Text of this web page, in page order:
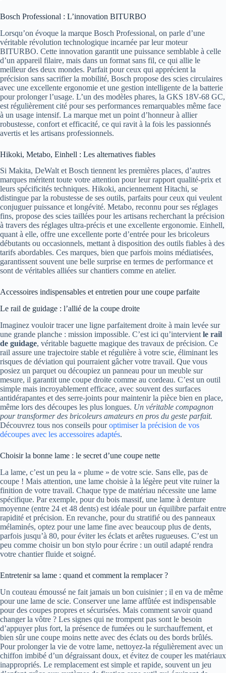
Bosch Professional : L’innovation BITURBO
Lorsqu’on évoque la marque Bosch Professional, on parle d’une
véritable révolution technologique incarnée par leur moteur
BITURBO. Cette innovation garantit une puissance semblable à celle
d’un appareil filaire, mais dans un format sans fil, ce qui allie le
meilleur des deux mondes. Parfait pour ceux qui apprécient la
précision sans sacrifier la mobilité, Bosch propose des scies circulaires
avec une excellente ergonomie et une gestion intelligente de la batterie
pour prolonger l’usage. L’un des modèles phares, la GKS 18V-68 GC,
est régulièrement cité pour ses performances remarquables même face
à un usage intensif. La marque met un point d’honneur à allier
robustesse, confort et efficacité, ce qui ravit à la fois les passionnés
avertis et les artisans professionnels.
Hikoki, Metabo, Einhell : Les alternatives fiables
Si Makita, DeWalt et Bosch tiennent les premières places, d’autres
marques méritent toute votre attention pour leur rapport qualité-prix et
leurs spécificités techniques. Hikoki, anciennement Hitachi, se
distingue par la robustesse de ses outils, parfaits pour ceux qui veulent
conjuguer puissance et longévité. Metabo, reconnu pour ses réglages
fins, propose des scies taillées pour les artisans recherchant la précision
à travers des réglages ultra-précis et une excellente ergonomie. Einhell,
quant à elle, offre une excellente porte d’entrée pour les bricoleurs
débutants ou occasionnels, mettant à disposition des outils fiables à des
tarifs abordables. Ces marques, bien que parfois moins médiatisées,
garantissent souvent une belle surprise en termes de performance et
sont de véritables alliées sur chantiers comme en atelier.
Accessoires indispensables et entretien pour une coupe parfaite
Le rail de guidage : l’allié de la coupe droite
Imaginez vouloir tracer une ligne parfaitement droite à main levée sur
une grande planche : mission impossible. C’est ici qu’intervient le rail
de guidage, véritable baguette magique des travaux de précision. Ce
rail assure une trajectoire stable et régulière à votre scie, éliminant les
risques de déviation qui pourraient gâcher votre travail. Que vous
posiez un parquet ou découpiez un panneau pour un meuble sur
mesure, il garantit une coupe droite comme au cordeau. C’est un outil
simple mais incroyablement efficace, avec souvent des surfaces
antidérapantes et des serre-joints pour maintenir la pièce bien en place,
même lors des découpes les plus longues. Un véritable compagnon
pour transformer des bricoleurs amateurs en pros du geste parfait.
Découvrez tous nos conseils pouroptimiser la précision de vos
découpes avec les accessoires adaptés.
Choisir la bonne lame : le secret d’une coupe nette
La lame, c’est un peu la « plume » de votre scie. Sans elle, pas de
coupe ! Mais attention, une lame choisie à la légère peut vite ruiner la
finition de votre travail. Chaque type de matériau nécessite une lame
spécifique. Par exemple, pour du bois massif, une lame à denture
moyenne (entre 24 et 48 dents) est idéale pour un équilibre parfait entre
rapidité et précision. En revanche, pour du stratifié ou des panneaux
mélaminés, optez pour une lame fine avec beaucoup plus de dents,
parfois jusqu’à 80, pour éviter les éclats et arêtes rugueuses. C’est un
peu comme choisir un bon stylo pour écrire : un outil adapté rendra
votre chantier fluide et soigné.
Entretenir sa lame : quand et comment la remplacer ?
Un couteau émoussé ne fait jamais un bon cuisinier ; il en va de même
pour une lame de scie. Conserver une lame affûtée est indispensable
pour des coupes propres et sécurisées. Mais comment savoir quand
changer la vôtre ? Les signes qui ne trompent pas sont le besoin
d’appuyer plus fort, la présence de fumées ou le surchauffement, et
bien sûr une coupe moins nette avec des éclats ou des bords brûlés.
Pour prolonger la vie de votre lame, nettoyez-la régulièrement avec un
chiffon imbibé d’un dégraissant doux, et évitez de couper les matériaux
inappropriés. Le remplacement est simple et rapide, souvent un jeu